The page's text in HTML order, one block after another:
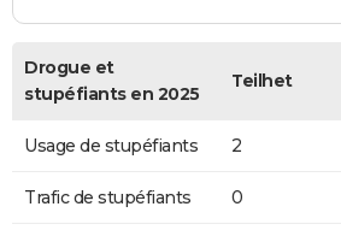
Drogue et
stupéfiants en 2025
Teilhet
Usage de stupéfiants 2
Trafic de stupéfiants 0